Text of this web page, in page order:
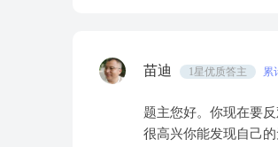
苗迪 1星优质答主 累
题主您好。你现在要
很高兴你能发现自己